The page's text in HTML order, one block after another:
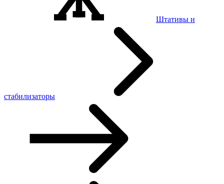
Штативы и
стабилизаторы